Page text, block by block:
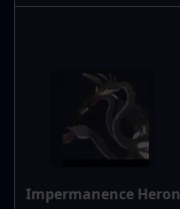
Impermanence Heron